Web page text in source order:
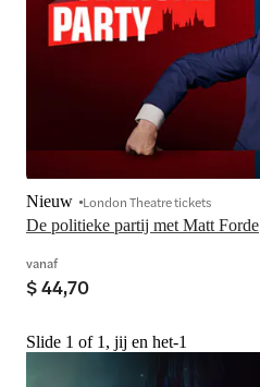
De politieke partij met Matt Forde
Nieuw London Theatre tickets
vanaf
$ 44,70
Slide 1 of 1, jij en het-1